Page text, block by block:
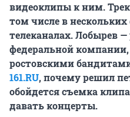
видеоклипы к ним.
том числе в
телеканалах. Лобырев
федеральной компании,
ростовскими
161.RU, почему решил
обойдется съемка
давать концерты.